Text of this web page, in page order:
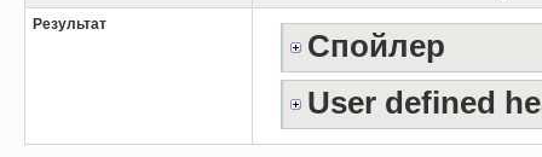
Результат
Спойлер
User defined